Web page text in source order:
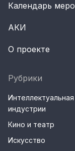
Календарь
АКИ
О проекте
Рубрики
индустрии
Кино и театр
Искусство